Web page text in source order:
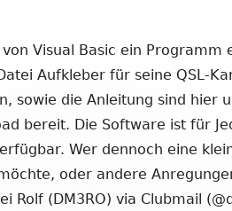
von Visual Basic ein Programm
Aufkleber für seine QSL-
sowie die Anleitung sind hier
bereit. Die Software ist für
Wer dennoch eine
oder andere
Rolf (DM3RO) via Clubmail